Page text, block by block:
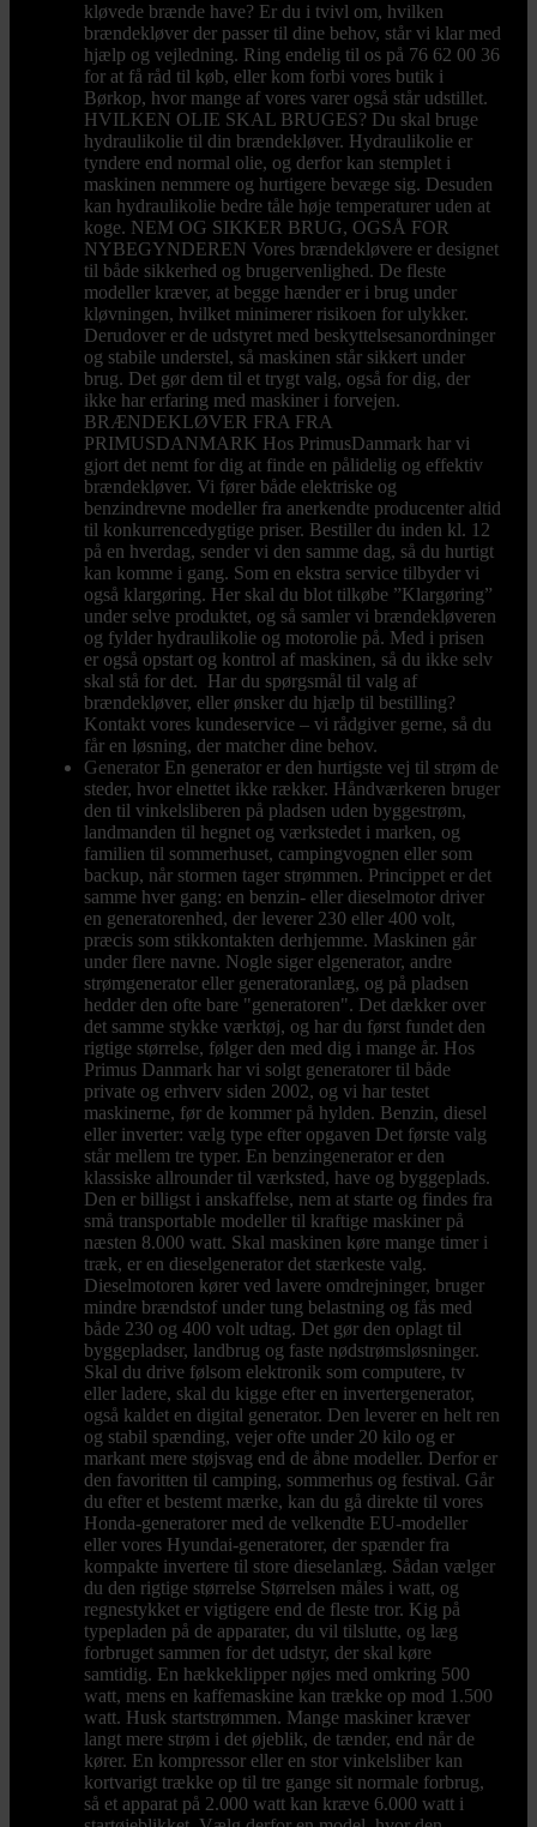
kløvede brænde have? Er du i tvivl om, hvilken
brændekløver der passer til dine behov, står vi klar med
hjælp og vejledning. Ring endelig til os på 76 62 00 36
for at få råd til køb, eller kom forbi vores butik i
Børkop, hvor mange af vores varer også står udstillet.
HVILKEN OLIE SKAL BRUGES? Du skal bruge
hydraulikolie til din brændekløver. Hydraulikolie er
tyndere end normal olie, og derfor kan stemplet i
maskinen nemmere og hurtigere bevæge sig. Desuden
kan hydraulikolie bedre tåle høje temperaturer uden at
koge. NEM OG SIKKER BRUG, OGSÅ FOR
NYBEGYNDEREN Vores brændekløvere er designet
til både sikkerhed og brugervenlighed. De fleste
modeller kræver, at begge hænder er i brug under
kløvningen, hvilket minimerer risikoen for ulykker.
Derudover er de udstyret med beskyttelsesanordninger
og stabile understel, så maskinen står sikkert under
brug. Det gør dem til et trygt valg, også for dig, der
ikke har erfaring med maskiner i forvejen.
BRÆNDEKLØVER FRA FRA
PRIMUSDANMARK Hos PrimusDanmark har vi
gjort det nemt for dig at finde en pålidelig og effektiv
brændekløver. Vi fører både elektriske og
benzindrevne modeller fra anerkendte producenter altid
til konkurrencedygtige priser. Bestiller du inden kl. 12
på en hverdag, sender vi den samme dag, så du hurtigt
kan komme i gang. Som en ekstra service tilbyder vi
også klargøring. Her skal du blot tilkøbe ”Klargøring”
under selve produktet, og så samler vi brændekløveren
og fylder hydraulikolie og motorolie på. Med i prisen
er også opstart og kontrol af maskinen, så du ikke selv
skal stå for det. Har du spørgsmål til valg af
brændekløver, eller ønsker du hjælp til bestilling?
Kontakt vores kundeservice – vi rådgiver gerne, så du
får en løsning, der matcher dine behov.
Generator En generator er den hurtigste vej til strøm de
steder, hvor elnettet ikke rækker. Håndværkeren bruger
den til vinkelsliberen på pladsen uden byggestrøm,
landmanden til hegnet og værkstedet i marken, og
familien til sommerhuset, campingvognen eller som
backup, når stormen tager strømmen. Princippet er det
samme hver gang: en benzin- eller dieselmotor driver
en generatorenhed, der leverer 230 eller 400 volt,
præcis som stikkontakten derhjemme. Maskinen går
under flere navne. Nogle siger elgenerator, andre
strømgenerator eller generatoranlæg, og på pladsen
hedder den ofte bare "generatoren". Det dækker over
det samme stykke værktøj, og har du først fundet den
rigtige størrelse, følger den med dig i mange år. Hos
Primus Danmark har vi solgt generatorer til både
private og erhverv siden 2002, og vi har testet
maskinerne, før de kommer på hylden. Benzin, diesel
eller inverter: vælg type efter opgaven Det første valg
står mellem tre typer. En benzingenerator er den
klassiske allrounder til værksted, have og byggeplads.
Den er billigst i anskaffelse, nem at starte og findes fra
små transportable modeller til kraftige maskiner på
næsten 8.000 watt. Skal maskinen køre mange timer i
træk, er en dieselgenerator det stærkeste valg.
Dieselmotoren kører ved lavere omdrejninger, bruger
mindre brændstof under tung belastning og fås med
både 230 og 400 volt udtag. Det gør den oplagt til
byggepladser, landbrug og faste nødstrømsløsninger.
Skal du drive følsom elektronik som computere, tv
eller ladere, skal du kigge efter en invertergenerator,
også kaldet en digital generator. Den leverer en helt ren
og stabil spænding, vejer ofte under 20 kilo og er
markant mere støjsvag end de åbne modeller. Derfor er
den favoritten til camping, sommerhus og festival. Går
du efter et bestemt mærke, kan du gå direkte til vores
Honda-generatorer med de velkendte EU-modeller
eller vores Hyundai-generatorer, der spænder fra
kompakte invertere til store dieselanlæg. Sådan vælger
du den rigtige størrelse Størrelsen måles i watt, og
regnestykket er vigtigere end de fleste tror. Kig på
typepladen på de apparater, du vil tilslutte, og læg
forbruget sammen for det udstyr, der skal køre
samtidig. En hækkeklipper nøjes med omkring 500
watt, mens en kaffemaskine kan trække op mod 1.500
watt. Husk startstrømmen. Mange maskiner kræver
langt mere strøm i det øjeblik, de tænder, end når de
kører. En kompressor eller en stor vinkelsliber kan
kortvarigt trække op til tre gange sit normale forbrug,
så et apparat på 2.000 watt kan kræve 6.000 watt i